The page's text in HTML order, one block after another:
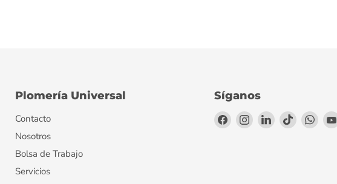
Plomería Universal
Contacto
Nosotros
Bolsa de Trabajo
Servicios
Síganos
Encuéntrenos
Encuéntrenos
Encuéntrenos